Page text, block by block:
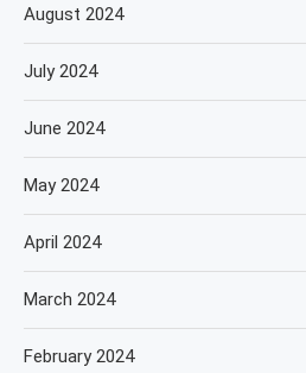
August 2024
July 2024
June 2024
May 2024
April 2024
March 2024
February 2024